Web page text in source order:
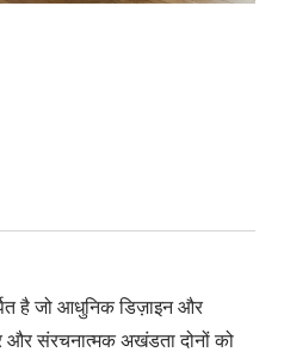
है जो आधुनिक डिज़ाइन और
और संरचनात्मक अखंडता दोनों को